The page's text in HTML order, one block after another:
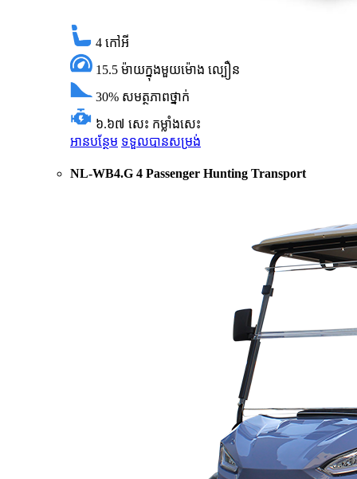
4 កៅអី
15.5 ម៉ាយក្នុងមួយម៉ោង ល្បឿន
30% សមត្ថភាពថ្នាក់
៦.៦៧ សេះ កម្លាំងសេះ
អានបន្ថែម ទទួលបានសម្រង់
NL-WB4.G 4 Passenger Hunting Transport